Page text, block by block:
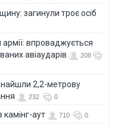
загинули троє осіб
армії: впроваджується
авіаударів
208
2,2-метрову
232 0
аут 710 0